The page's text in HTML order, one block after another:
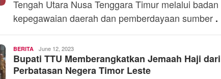
Tengah Utara Nusa Tenggara Timur melalui badan
kepegawaian daerah dan pemberdayaan sumber .
BERITA Ali
Kaba
June 12, 2023
Bupati TTU Memberangkatkan Jemaah Haji dari
Perbatasan Negera Timor Leste